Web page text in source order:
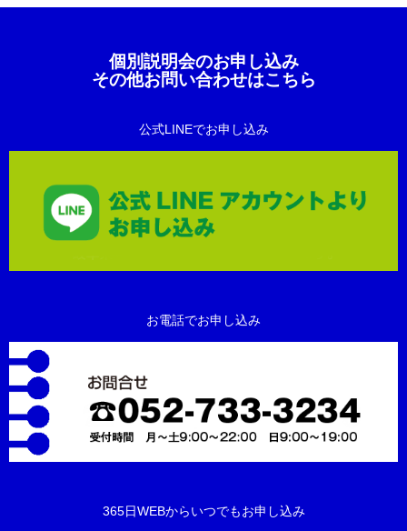
個別説明会のお申し込み
その他お問い合わせはこちら
公式LINEでお申し込み
お電話でお申し込み
365日WEBからいつでもお申し込み